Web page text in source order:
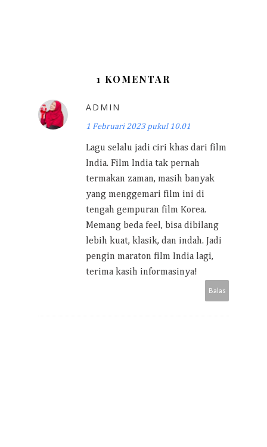
1 KOMENTAR
ADMIN
1 Februari 2023 pukul 10.01
Lagu selalu jadi ciri khas dari film
India. Film India tak pernah
termakan zaman, masih banyak
yang menggemari film ini di
tengah gempuran film Korea.
Memang beda feel, bisa dibilang
lebih kuat, klasik, dan indah. Jadi
pengin maraton film India lagi,
terima kasih informasinya!
Balas